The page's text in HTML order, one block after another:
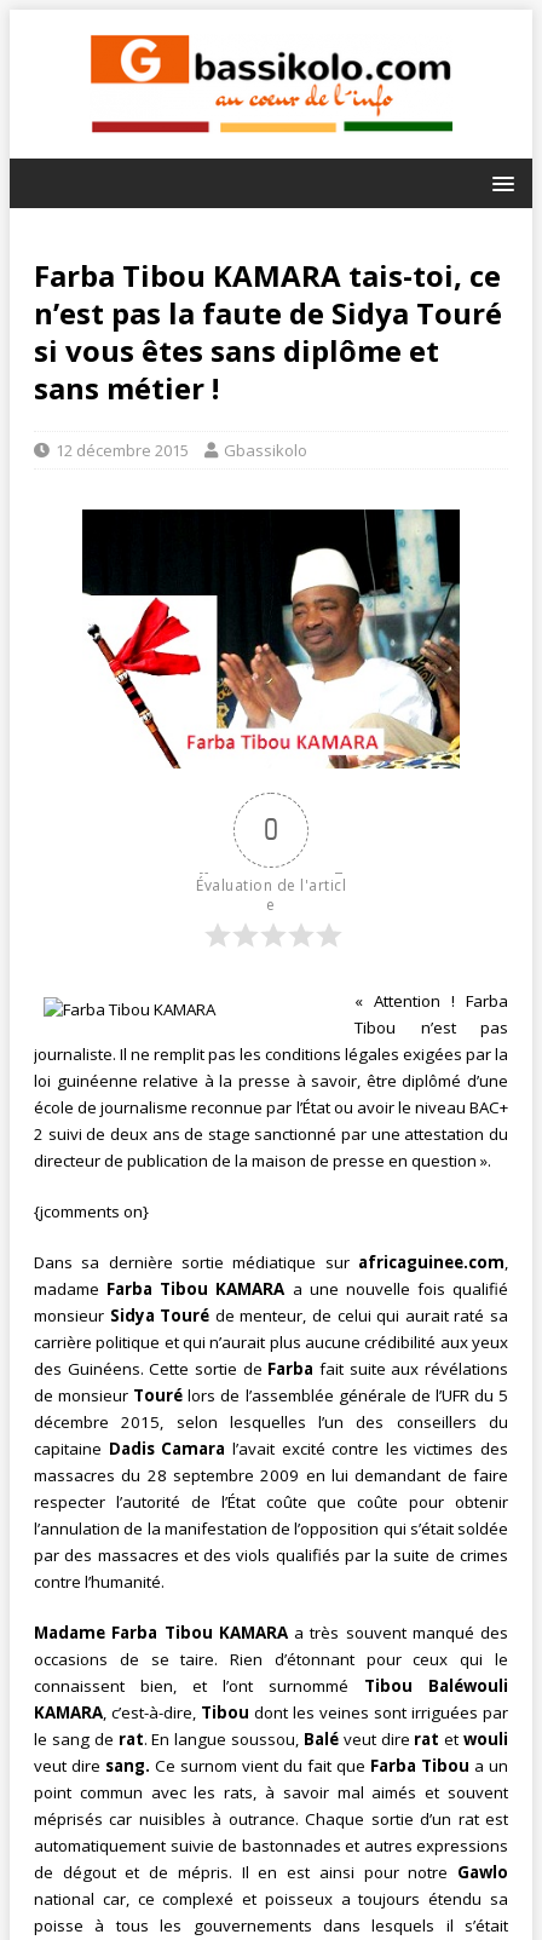
Farba Tibou KAMARA tais-toi, ce
n’est pas la faute de Sidya Touré
si vous êtes sans diplôme et
sans métier !
12 décembre 2015 Gbassikolo
0
Évaluation de l'articl
e
« Attention ! Farba
Tibou n’est pas
journaliste. Il ne remplit pas les conditions légales exigées par la
loi guinéenne relative à la presse à savoir, être diplômé d’une
école de journalisme reconnue par l’État ou avoir le niveau BAC+
2 suivi de deux ans de stage sanctionné par une attestation du
directeur de publication de la maison de presse en question ».
{jcomments on}
Dans sa dernière sortie médiatique sur africaguinee.com,
madame Farba Tibou KAMARA a une nouvelle fois qualifié
monsieur Sidya Touré de menteur, de celui qui aurait raté sa
carrière politique et qui n’aurait plus aucune crédibilité aux yeux
des Guinéens. Cette sortie de Farbafait suite aux révélations
de monsieur Touré lors de l’assemblée générale de l’UFR du 5
décembre 2015, selon lesquelles l’un des conseillers du
capitaine Dadis Camara l’avait excité contre les victimes des
massacres du 28 septembre 2009 en lui demandant de faire
respecter l’autorité de l’État coûte que coûte pour obtenir
l’annulation de la manifestation de l’opposition qui s’était soldée
par des massacres et des viols qualifiés par la suite de crimes
contre l’humanité.
Madame Farba Tibou KAMARAa très souvent manqué des
occasions de se taire. Rien d’étonnant pour ceux qui le
connaissent bien, et l’ont surnommé Tibou Baléwouli
KAMARA, c’est-à-dire, Tibou dont les veines sont irriguées par
le sang de rat. En langue soussou, Balé veut dire ratet wouli
veut dire sang. Ce surnom vient du fait que Farba Tibou a un
point commun avec les rats, à savoir mal aimés et souvent
méprisés car nuisibles à outrance. Chaque sortie d’un rat est
automatiquement suivie de bastonnades et autres expressions
de dégout et de mépris. Il en est ainsi pour notre Gawlo
national car, ce complexé et poisseux a toujours étendu sa
poisse à tous les gouvernements dans lesquels il s’était